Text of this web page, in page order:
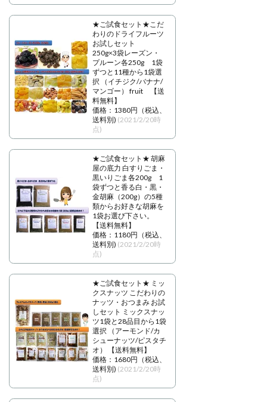
★ご試食セット★こだ
わりのドライフルーツ
お試しセット
250g×3袋レーズン・
プルーン各250g 1袋
ずつと11種から1袋選
択 （イチジク/バナナ/
マンゴー） fruit 【送
料無料】
価格：1380円（税込、
送料別) (2021/2/20時
点)
★ご試食セット★ 胡麻
屋の底力 白すりごま・
黒いりごま各200g 1
袋ずつと香る白・黒・
金胡麻（200g）の5種
類からお好きな胡麻を
1袋お選び下さい。
【送料無料】
価格：1180円（税込、
送料別) (2021/2/20時
点)
★ご試食セット★ ミッ
クスナッツ こだわりの
ナッツ・おつまみ お試
しセット ミックスナッ
ツ1袋と28品目から1袋
選択 （アーモンド/カ
シューナッツ/ピスタチ
オ） 【送料無料】
価格：1680円（税込、
送料別) (2021/2/20時
点)